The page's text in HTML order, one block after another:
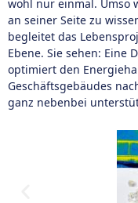
wohl nur einmal. Umso
an seiner Seite zu
begleitet das
Ebene. Sie sehen: Eine
optimiert den
Geschäftsgebäudes
ganz nebenbei